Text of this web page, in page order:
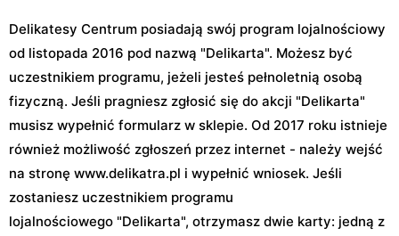
Delikatesy Centrum posiadają swój program lojalnościowy
od listopada 2016 pod nazwą "Delikarta". Możesz być
uczestnikiem programu, jeżeli jesteś pełnoletnią osobą
fizyczną. Jeśli pragniesz zgłosić się do akcji "Delikarta"
musisz wypełnić formularz w sklepie. Od 2017 roku istnieje
również możliwość zgłoszeń przez internet - należy wejść
na stronę www.delikatra.pl i wypełnić wniosek. Jeśli
zostaniesz uczestnikiem programu
lojalnościowego "Delikarta", otrzymasz dwie karty: jedną z